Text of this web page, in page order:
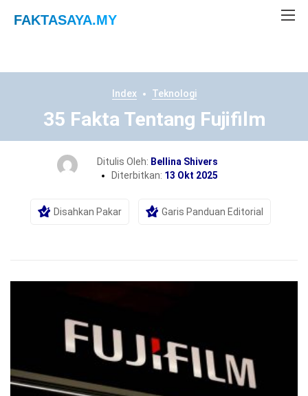
FAKTASAYA.MY
Index Teknologi
35 Fakta Tentang Fujifilm
Ditulis Oleh: Bellina Shivers
Diterbitkan: 13 Okt 2025
Disahkan Pakar Garis Panduan Editorial